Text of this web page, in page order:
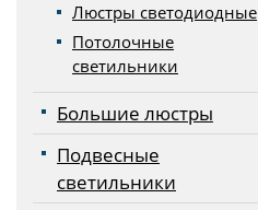
Люстры светодиодные
Потолочные
светильники
Большие люстры
Подвесные
светильники